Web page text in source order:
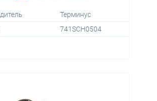
Терминус
741SCH0504